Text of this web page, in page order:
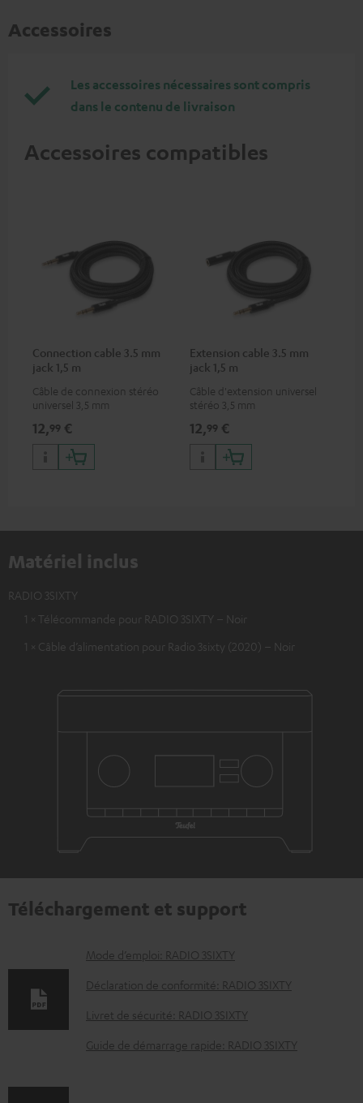
Accessoires
Les accessoires nécessaires sont compris
dans le contenu de livraison
Accessoires compatibles
Connection cable 3.5 mm
jack 1,5 m
Câble de connexion stéréo
universel 3,5 mm
12,99 €
Extension cable 3.5 mm
jack 1,5 m
Câble d'extension universel
stéréo 3,5 mm
12,99 €
Matériel inclus
RADIO 3SIXTY
1 × Télécommande pour RADIO 3SIXTY – Noir
1 × Câble d’alimentation pour Radio 3sixty (2020) – Noir
Téléchargement et support
D
o
u
m
Mode d’emploi: RADIO 3SIXTY
Déclaration de conformité: RADIO 3SIXTY
Livret de sécurité: RADIO 3SIXTY
Guide de démarrage rapide: RADIO 3SIXTY